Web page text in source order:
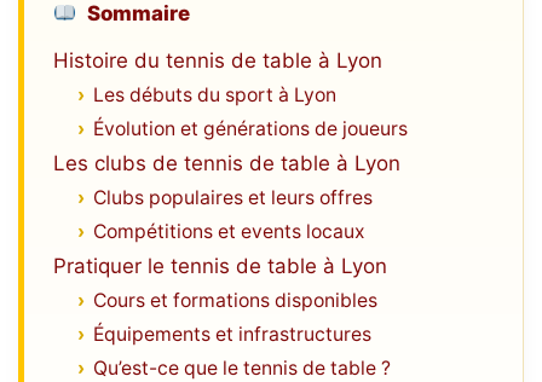
Sommaire
Histoire du tennis de table à Lyon
Les débuts du sport à Lyon
Évolution et générations de joueurs
Les clubs de tennis de table à Lyon
Clubs populaires et leurs offres
Compétitions et events locaux
Pratiquer le tennis de table à Lyon
Cours et formations disponibles
Équipements et infrastructures
Qu’est-ce que le tennis de table ?